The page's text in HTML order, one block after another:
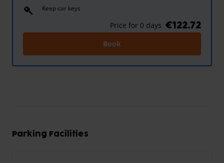
Keep car keys
Price for 0 days €122.72
Book
Parking Facilities